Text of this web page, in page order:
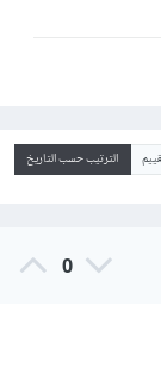
الترتيب حسب التاريخ
0